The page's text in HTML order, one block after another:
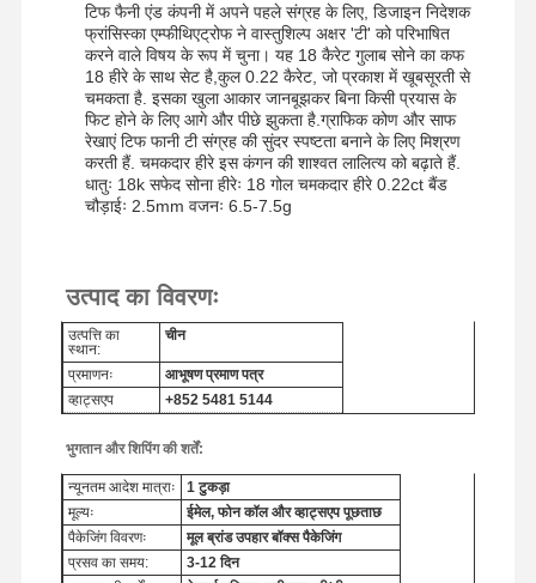
टिफ फैनी एंड कंपनी में अपने पहले संग्रह के लिए, डिजाइन निदेशक
फ्रांसिस्का एम्फीथिएट्रोफ ने वास्तुशिल्प अक्षर 'टी' को परिभाषित
करने वाले विषय के रूप में चुना। यह 18 कैरेट गुलाब सोने का कफ
18 हीरे के साथ सेट है,कुल 0.22 कैरेट, जो प्रकाश में खूबसूरती से
चमकता है. इसका खुला आकार जानबूझकर बिना किसी प्रयास के
फिट होने के लिए आगे और पीछे झुकता है.ग्राफिक कोण और साफ
रेखाएं टिफ फानी टी संग्रह की सुंदर स्पष्टता बनाने के लिए मिश्रण
करती हैं. चमकदार हीरे इस कंगन की शाश्वत लालित्य को बढ़ाते हैं.
धातुः 18k सफेद सोना हीरेः 18 गोल चमकदार हीरे 0.22ct बैंड
चौड़ाईः 2.5mm वजनः 6.5-7.5g
उत्पाद का विवरणः
उत्पत्ति का
स्थान:
चीन
प्रमाणनः
आभूषण प्रमाण पत्र
व्हाट्सएप
+852 5481 5144
भुगतान और शिपिंग की शर्तें:
न्यूनतम आदेश मात्राः
1 टुकड़ा
मूल्यः
ईमेल, फोन कॉल और व्हाट्सएप पूछताछ
पैकेजिंग विवरणः
मूल ब्रांड उपहार बॉक्स पैकेजिंग
प्रसव का समय:
3-12 दिन